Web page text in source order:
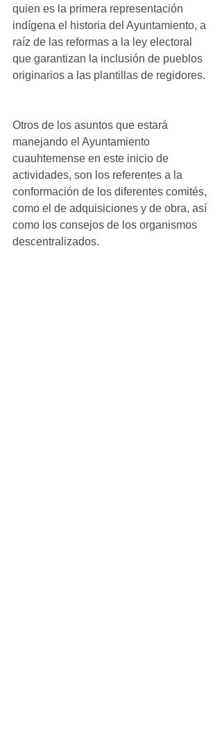
quien es la primera representación
indígena el historia del Ayuntamiento, a
raíz de las reformas a la ley electoral
que garantizan la inclusión de pueblos
originarios a las plantillas de regidores.
Otros de los asuntos que estará
manejando el Ayuntamiento
cuauhtemense en este inicio de
actividades, son los referentes a la
conformación de los diferentes comités,
como el de adquisiciones y de obra, así
como los consejos de los organismos
descentralizados.